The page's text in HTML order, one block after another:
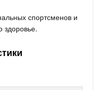
спортсменов и
здоровье.